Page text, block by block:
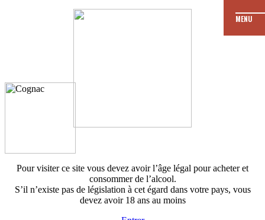
Pour visiter ce site vous devez avoir l’âge légal pour acheter et
consommer de l’alcool.
S’il n’existe pas de législation à cet égard dans votre pays, vous
devez avoir 18 ans au moins
MENU